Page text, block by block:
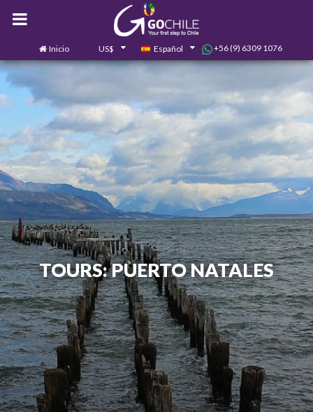
Inicio US$ Español +56 (9) 6309 1076
Contáctanos
TOURS: PUERTO NATALES